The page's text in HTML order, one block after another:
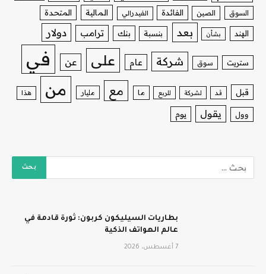
السوق الصين الفائدة الفيدرالي المالية المتحدة
الهند بشأن بعد بنسبة بنك ترامب دولار
ستريت سوق شركة عام على عن في
قبل قد لشركة للربع ما مع مليار من هذا
وول يقول يوم
بطاريات السيليكون كربون: ثورة قادمة في
عالم الهواتف الذكية
7 أغسطس، 2026